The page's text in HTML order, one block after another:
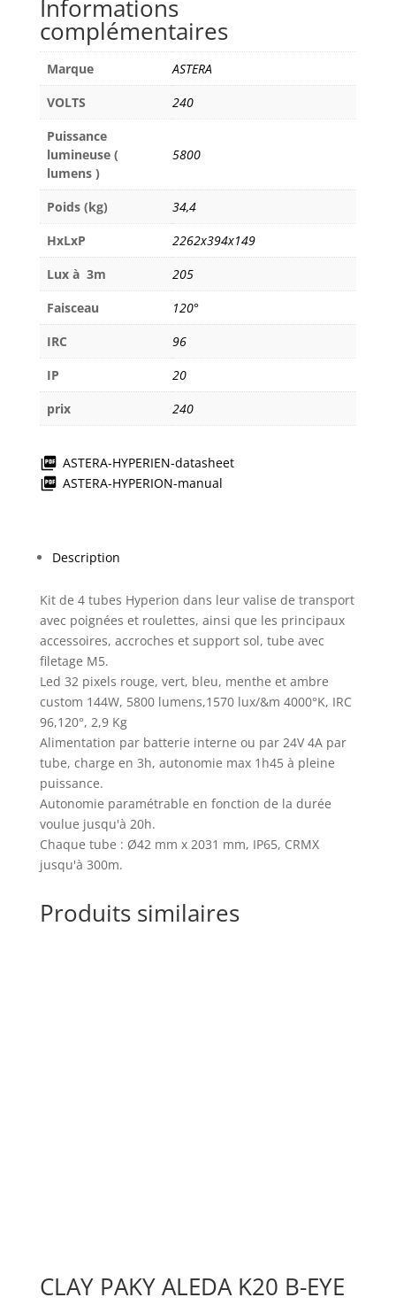
X4
Informations
complémentaires
Marque
ASTERA
VOLTS
240
Puissance
lumineuse (
lumens )
5800
Poids (kg)
34,4
HxLxP
2262x394x149
Lux à 3m
205
Faisceau
120°
IRC
96
IP
20
prix
240
ASTERA-HYPERIEN-datasheet
ASTERA-HYPERION-manual
Description
Kit de 4 tubes Hyperion dans leur valise de transport
avec poignées et roulettes, ainsi que les principaux
accessoires, accroches et support sol, tube avec
filetage M5.
Led 32 pixels rouge, vert, bleu, menthe et ambre
custom 144W, 5800 lumens,1570 lux/&m 4000°K, IRC
96,120°, 2,9 Kg
Alimentation par batterie interne ou par 24V 4A par
tube, charge en 3h, autonomie max 1h45 à pleine
puissance.
Autonomie paramétrable en fonction de la durée
voulue jusqu'à 20h.
Chaque tube : Ø42 mm x 2031 mm, IP65, CRMX
jusqu'à 300m.
Produits similaires
CLAY PAKY ALEDA K20 B-EYE